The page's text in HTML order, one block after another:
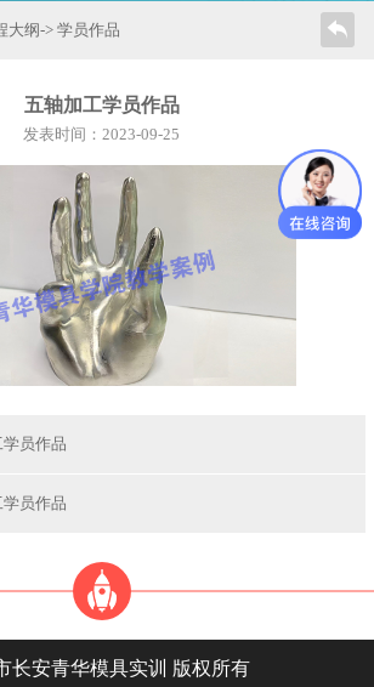
大纲-> 学员作品
五轴加工学员作品
发表时间：2023-09-25
学员作品
学员作品
长安青华模具实训 版权所有